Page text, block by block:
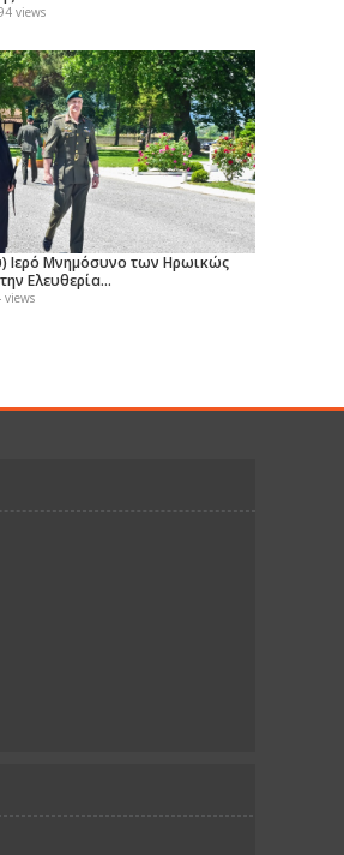
views
Ιερό Μνημόσυνο των Ηρωικώς
Ελευθερία...
views